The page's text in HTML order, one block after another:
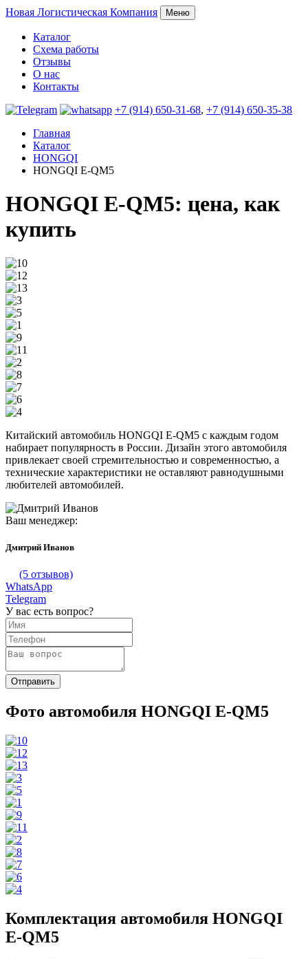
Новая Логистическая Компания Меню
Каталог
Схема работы
Отзывы
О нас
Контакты
+7 (914) 650-31-68, +7 (914) 650-35-38
Главная
Каталог
HONGQI
HONGQI E-QM5
HONGQI E-QM5: цена, как
купить
Китайский автомобиль HONGQI E-QM5 с каждым годом
набирает популярность в России. Дизайн этого автомобиля
привлекает своей стремительностью и современностью, а
технические характеристики не оставляют равнодушными
любителей автомобилей.
Ваш менеджер:
Дмитрий Иванов
(5 отзывов)
WhatsApp
Telegram
У вас есть вопрос?
Фото автомобиля HONGQI E-QM5
Комплектация автомобиля HONGQI
E-QM5